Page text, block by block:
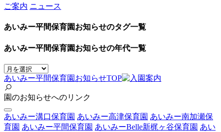
ご案内 ニュース
あいみー平間保育園お知らせのタグ一覧
あいみー平間保育園お知らせの年代一覧
あいみー平間保育園お知らせTOP
園のお知らせへのリンク
あいみー溝口保育園 あいみー高津保育園 あいみー南加瀬保
育園 あいみー平間保育園 あいみーBelle新梶ヶ谷保育園 あい